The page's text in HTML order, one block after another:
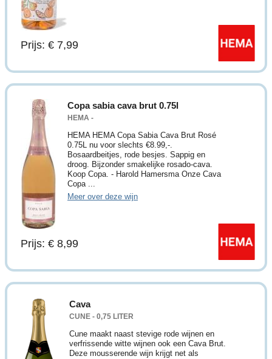
Prijs: € 7,99
Copa sabia cava brut 0.75l
HEMA -
HEMA HEMA Copa Sabia Cava Brut Rosé
0.75L nu voor slechts €8.99,-.
Bosaardbeitjes, rode besjes. Sappig en
droog. Bijzonder smakelijke rosado-cava.
Koop Copa. - Harold Hamersma Onze Cava
Copa ...
Meer over deze wijn
Prijs: € 8,99
Cava
CUNE - 0,75 LITER
Cune maakt naast stevige rode wijnen en
verfrissende witte wijnen ook een Cava Brut.
Deze mousserende wijn krijgt net als